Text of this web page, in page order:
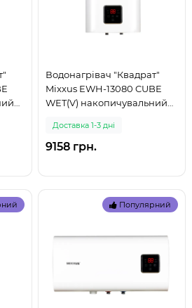
Водонагрівач "Квадрат"
Mixxus EWH-13080 CUBE
WET(V) накопичувальний
(WH0612 (999)
Доставка 1-3 дні
9158 грн.
Популярний